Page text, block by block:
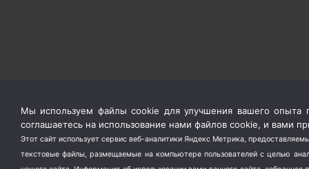
Мы используем файлы cookie для улучшения вашего опыта
соглашаетесь на использование нами файлов cookie, и вами
Этот сайт использует сервис веб-аналитики Яндекс Метрика,
текстовые файлы, размещаемые на компьютере пользователей с целью